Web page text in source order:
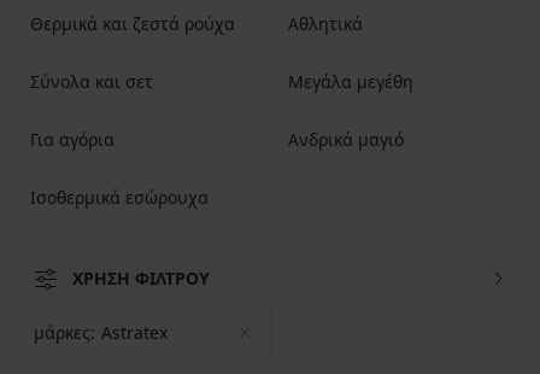
Θερμικά και ζεστά ρούχα Αθλητικά
Σύνολα και σετ Μεγάλα μεγέθη
Για αγόρια Ανδρικά μαγιό
Ισοθερμικά εσώρουχα
ΧΡΗΣΗ ΦΙΛΤΡΟΥ
μάρκες: Astratex